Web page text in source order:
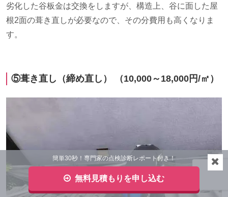
劣化した谷板金は交換をしますが、構造上、谷に面した屋
根2面の葺き直しが必要なので、その分費用も高くなりま
す。
⑤葺き直し（締め直し） （10,000～ 18,000 円/㎡）
簡単30秒！専門家の点検診断レポート付き！
無料見積もりを申し込む